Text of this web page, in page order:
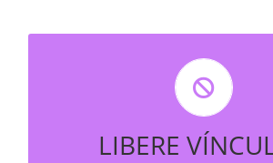
LIBERE
LIBERE GANCHOS E